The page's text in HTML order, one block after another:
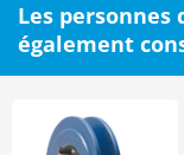
Les
également